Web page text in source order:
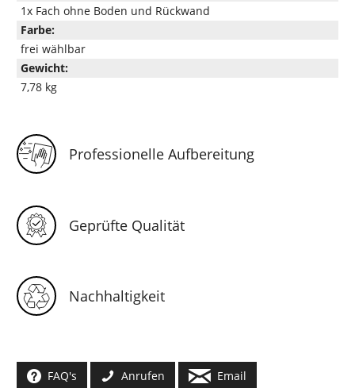
1x Fach ohne Boden und Rückwand
Farbe:
frei wählbar
Gewicht:
7,78 kg
Professionelle Aufbereitung
Geprüfte Qualität
Nachhaltigkeit
FAQ's Anrufen Email